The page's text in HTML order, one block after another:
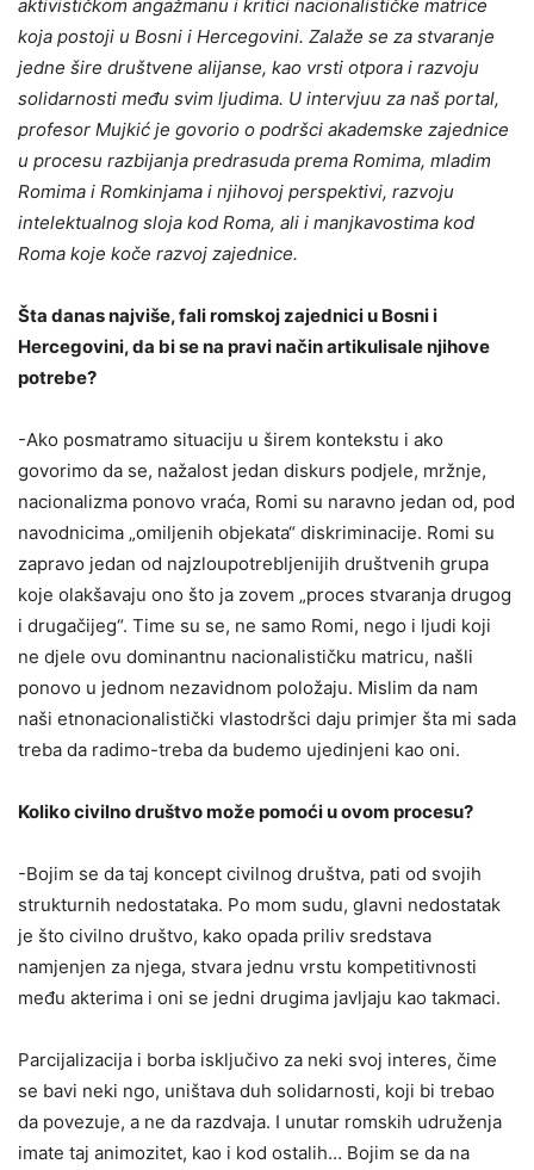
aktivističkom angažmanu i kritici nacionalističke matrice
koja postoji u Bosni i Hercegovini. Zalaže se za stvaranje
jedne šire društvene alijanse, kao vrsti otpora i razvoju
solidarnosti među svim ljudima. U intervjuu za naš portal,
profesor Mujkić je govorio o podršci akademske zajednice
u procesu razbijanja predrasuda prema Romima, mladim
Romima i Romkinjama i njihovoj perspektivi, razvoju
intelektualnog sloja kod Roma, ali i manjkavostima kod
Roma koje koče razvoj zajednice.
Šta danas najviše, fali romskoj zajednici u Bosni i
Hercegovini, da bi se na pravi način artikulisale njihove
potrebe?
-Ako posmatramo situaciju u širem kontekstu i ako
govorimo da se, nažalost jedan diskurs podjele, mržnje,
nacionalizma ponovo vraća, Romi su naravno jedan od, pod
navodnicima „omiljenih objekata“ diskriminacije. Romi su
zapravo jedan od najzloupotrebljenijih društvenih grupa
koje olakšavaju ono što ja zovem „proces stvaranja drugog
i drugačijeg“. Time su se, ne samo Romi, nego i ljudi koji
ne djele ovu dominantnu nacionalističku matricu, našli
ponovo u jednom nezavidnom položaju. Mislim da nam
naši etnonacionalistički vlastodršci daju primjer šta mi sada
treba da radimo-treba da budemo ujedinjeni kao oni.
Koliko civilno društvo može pomoći u ovom procesu?
-Bojim se da taj koncept civilnog društva, pati od svojih
strukturnih nedostataka. Po mom sudu, glavni nedostatak
je što civilno društvo, kako opada priliv sredstava
namjenjen za njega, stvara jednu vrstu kompetitivnosti
među akterima i oni se jedni drugima javljaju kao takmaci.
Parcijalizacija i borba isključivo za neki svoj interes, čime
se bavi neki ngo, uništava duh solidarnosti, koji bi trebao
da povezuje, a ne da razdvaja. I unutar romskih udruženja
imate taj animozitet, kao i kod ostalih… Bojim se da na